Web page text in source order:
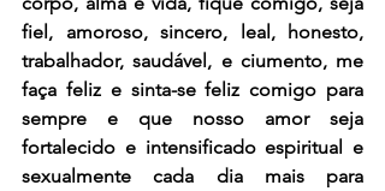
fiel, amoroso, sincero, leal, honesto,
trabalhador, saudável, e ciumento, me
faça feliz e sinta-se feliz comigo para
sempre e que nosso amor seja
fortalecido e intensificado espiritual e
sexualmente cada dia mais para